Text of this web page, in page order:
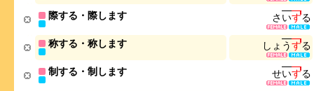
際する・際します さ いする
称する・称します し ょ うする
制する・制します せいする